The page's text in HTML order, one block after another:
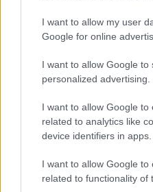
I want to allow my user
Google for online
I want to allow Google to
personalized advertising.
I want to allow Google to
related to analytics like
device identifiers in apps.
I want to allow Google to
related to functionality of
A zárkában rosszul lett,
Váratlan fennakadás borította
A polgármester a szolnoki
elbocsátott dolgozón segítene
kerékpárgyártás meghatározó